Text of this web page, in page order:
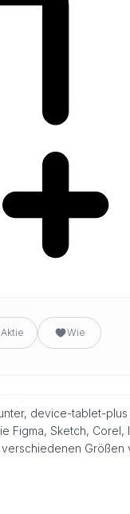
Aktie Wie
device-tablet-
Figma, Sketch, Corel,
Größen